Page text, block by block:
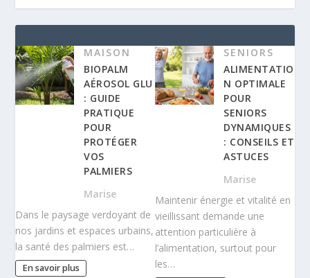
MAISON
BIOPALM
AÉROSOL GLU
: GUIDE
PRATIQUE
POUR
PROTÉGER
VOS
PALMIERS
Marise
Dans le paysage verdoyant de
nos jardins et espaces urbains,
la santé des palmiers est…
En savoir plus
SENIORS
ALIMENTATIO
N OPTIMALE
POUR
SENIORS
DYNAMIQUES
: CONSEILS ET
ASTUCES
Marise
Maintenir énergie et vitalité en
vieillissant demande une
attention particulière à
l’alimentation, surtout pour
les…